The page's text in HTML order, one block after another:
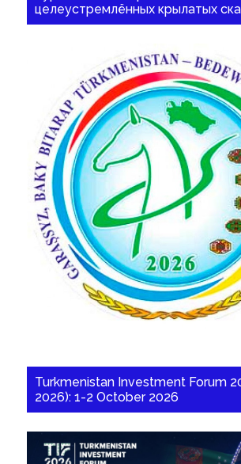
целеустремлённых крылатых
Turkmenistan Investment Forum
2026): 1-2 October 2026